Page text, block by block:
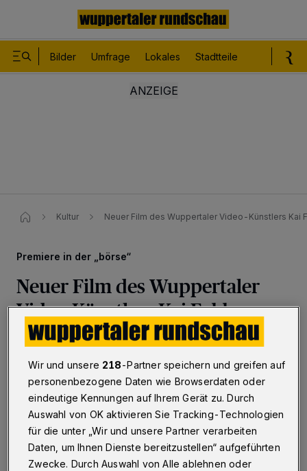
Bilder Umfrage Lokales Stadtteile
Kultur Neuer Film des Wuppertaler Video-Künstlers Kai
Premiere in der „börse“
Neuer Film des Wuppertaler
Video-Künstlers Kai Fobbe
Wuppertal·Mit der Performance-Kunst „Visual
Vernacular“, einer ausdrucksvollen Gebärden-
Performance entwickelt von Gehörlosen und Deaf-
Slam-Artists aus den USA, befasst sich der neue Film
des Wuppertaler Video-Künstlers Kai Fobbe.
28.11.2024 , 10:30 Uhr
Wir und unsere 218-Partner speichern und greifen auf
personenbezogene Daten wie Browserdaten oder
eindeutige Kennungen auf Ihrem Gerät zu. Durch
Auswahl von OK aktivieren Sie Tracking-Technologien
für die unter „Wir und unsere Partner verarbeiten
Daten, um Ihnen Dienste bereitzustellen“ aufgeführten
Zwecke. Durch Auswahl von Alle ablehnen oder